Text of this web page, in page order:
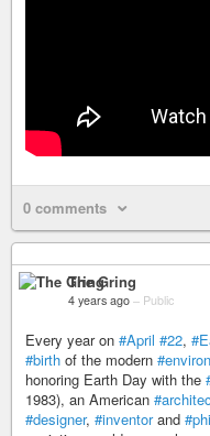
0 comments
The Gring
4 years ago – Public
Every year on #April #22,
#birth of the modern
honoring Earth Day with the
1983), an American
#designer, #inventorand